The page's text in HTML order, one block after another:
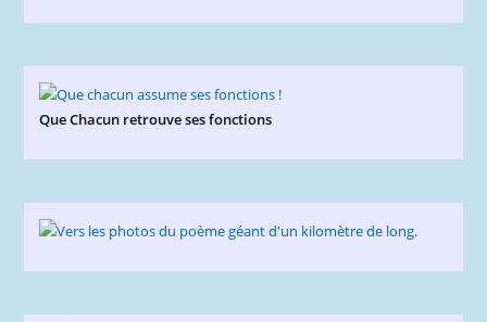
Que Chacun retrouve ses fonctions